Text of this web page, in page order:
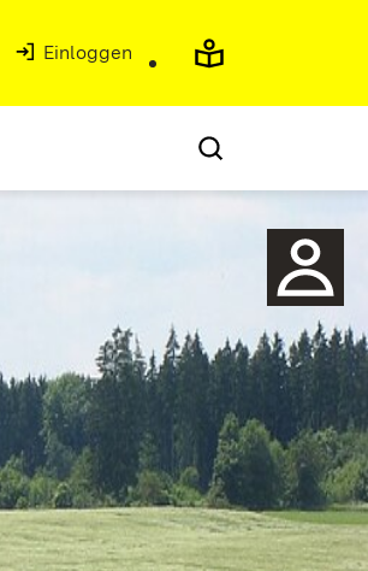
(Öffnet in neuem Fenster)
Einloggen